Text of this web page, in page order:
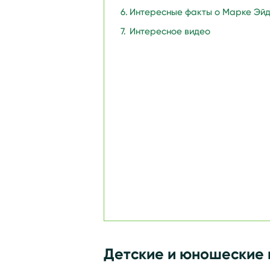
Интересные факты о Марке
Интересное видео
Детские и юношеские